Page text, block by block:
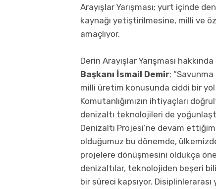
Arayışlar Yarışması; yurt içinde
kaynağı yetiştirilmesine, milli ve
amaçlıyor.
Derin Arayışlar Yarışması
Başkanı İsmail Demir; “Savunma
milli üretim konusunda ciddi bir
Komutanlığımızın ihtiyaçları
denizaltı teknolojileri de
Denizaltı Projesi’ne devam
olduğumuz bu dönemde,
projelere dönüşmesini oldukça
denizaltılar, teknolojiden beşeri
bir süreci kapsıyor.